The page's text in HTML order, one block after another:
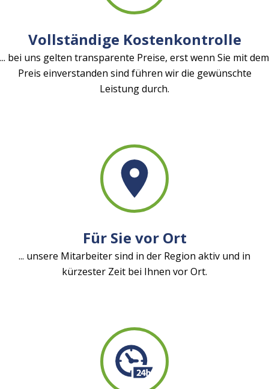
Vollständige Kostenkontrolle
... bei uns gelten transparente Preise, erst wenn Sie mit dem
Preis einverstanden sind führen wir die gewünschte
Leistung durch.
Für Sie vor Ort
... unsere Mitarbeiter sind in der Region aktiv und in
kürzester Zeit bei Ihnen vor Ort.